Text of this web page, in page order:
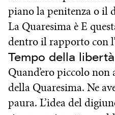
piano la penitenza o il
La Quaresima è E
dentro il rapporto con
Tempo della libertà
Quand’ero piccolo non
della Quaresima. Ne
paura. L’idea del